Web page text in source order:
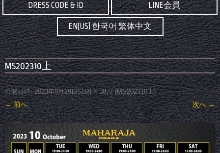
DRESS CODE & ID LINE会員
EN(US) 한국어 繁体中文
MS202310上
公開日時: 2023年9月29日5169 × 3877(MS202310上)
← 前へ 次へ →